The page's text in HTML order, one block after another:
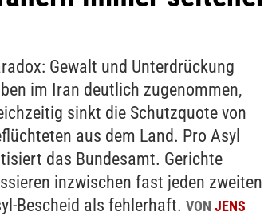
Gewalt und Unterdrückung
im Iran deutlich zugenommen,
sinkt die Schutzquote von
aus dem Land. Pro Asyl
das Bundesamt. Gerichte
inzwischen fast jeden zweiten
Bescheid als fehlerhaft. VON JENS